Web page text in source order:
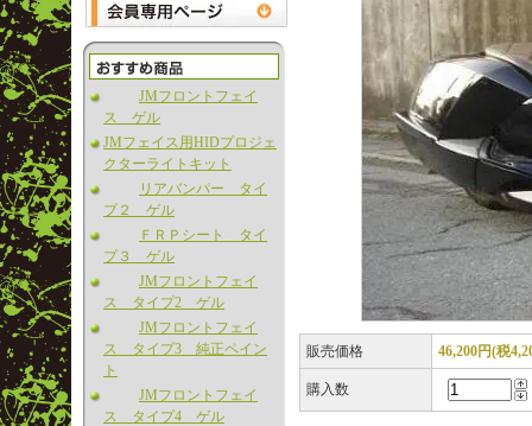
JMフロントフェイ
ス ゲル
JMフェイス用HIDプロジェ
クターライトキット
リアバンパー タイ
プ２ ゲル
ＦＲＰシート タイ
プ３ ゲル
JMフロントフェイ
ス タイプ2 ゲル
JMフロントフェイ
ス タイプ3 純正ペイン
ト
JMフロントフェイ
ス タイプ4 ゲル
販売価格 46,200円(税
購入数